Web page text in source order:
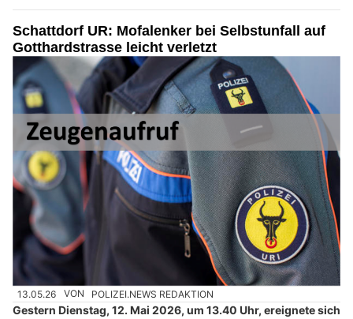
Schattdorf UR: Mofalenker bei Selbstunfall auf
Gotthardstrasse leicht verletzt
13.05.26 VON POLIZEI.NEWS REDAKTION
Gestern Dienstag, 12. Mai 2026, um 13.40 Uhr, ereignete sich